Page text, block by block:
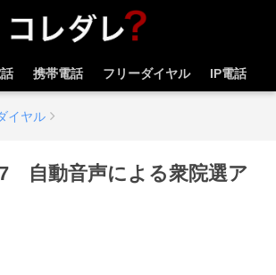
携帯電話 フリーダイヤル IP電話
イヤル
自動音声による衆院選ア